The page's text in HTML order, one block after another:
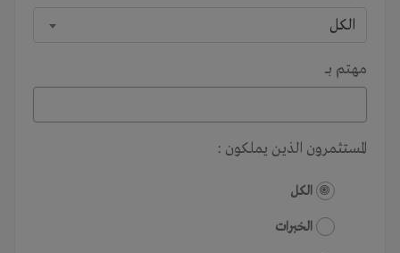
الكل
مهتم بـــ
المستثمرون الذين يملكون :
الكل
الخبرات